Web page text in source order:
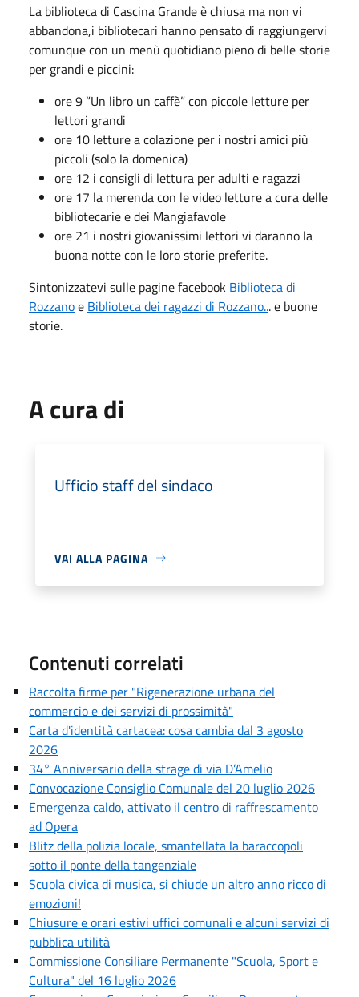
La biblioteca di Cascina Grande è chiusa ma non vi
abbandona,i bibliotecari hanno pensato di raggiungervi
comunque con un menù quotidiano pieno di belle storie
per grandi e piccini:
ore 9 “Un libro un caffè” con piccole letture per
lettori grandi
ore 10 letture a colazione per i nostri amici più
piccoli (solo la domenica)
ore 12 i consigli di lettura per adulti e ragazzi
ore 17 la merenda con le video letture a cura delle
bibliotecarie e dei Mangiafavole
ore 21 i nostri giovanissimi lettori vi daranno la
buona notte con le loro storie preferite.
Sintonizzatevi sulle pagine facebook Biblioteca di
Rozzanoe Biblioteca dei ragazzi di Rozzano... e buone
storie.
A cura di
Ufficio staff del sindaco
VAI ALLA PAGINA
Contenuti correlati
Raccolta firme per "Rigenerazione urbana del
commercio e dei servizi di prossimità"
Carta d'identità cartacea: cosa cambia dal 3 agosto
2026
34° Anniversario della strage di via D’Amelio
Convocazione Consiglio Comunale del 20 luglio 2026
Emergenza caldo, attivato il centro di raffrescamento
ad Opera
Blitz della polizia locale, smantellata la baraccopoli
sotto il ponte della tangenziale
Scuola civica di musica, si chiude un altro anno ricco di
emozioni!
Chiusure e orari estivi uffici comunali e alcuni servizi di
pubblica utilità
Commissione Consiliare Permanente "Scuola, Sport e
Cultura" del 16 luglio 2026